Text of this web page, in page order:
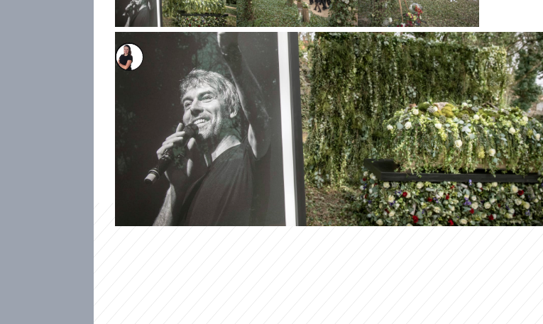
Eliška Míková
12. dub 2021, 14:12
Rodina a nejbližší přátelé se o víkendu naposledy rozloučili s
miliardářem Petrem Kellnerem, který zemřel při nehodě
Aljašce. Pohřeb se podle informací webu Blesk.cz konal u
pražských Dejvicích. Rakev, kterou pokrývaly květiny a mech,
průvod do zahrady.